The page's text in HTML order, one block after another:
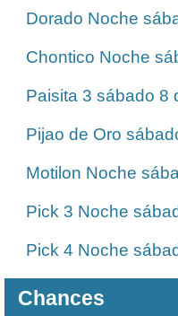
Dorado Noche
Chontico Noche
Paisita 3 sábado 8
Pijao de Oro
Motilon Noche
Pick 3 Noche
Pick 4 Noche
Chances